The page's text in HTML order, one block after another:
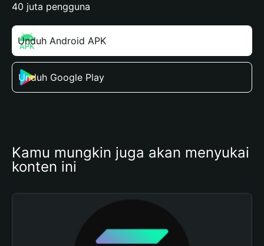
40 juta pengguna
Unduh Android APK
Unduh Google Play
Kamu mungkin juga akan menyukai
konten ini